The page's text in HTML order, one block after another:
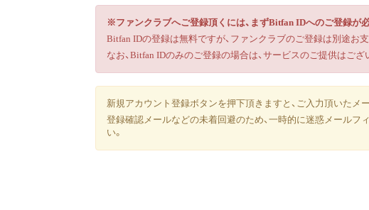
※ファンクラブへご登録頂くには、まずBitfan IDへのご登録が必
Bitfan IDの登録は無料ですが、ファンクラブのご登録は別途お支
なお、Bitfan IDのみのご登録の場合は、サービスのご提供はご
新規アカウント登録ボタンを押下頂きますと、ご入力頂いたメ
登録確認メールなどの未着回避のため、一時的に迷惑メールフ
い。